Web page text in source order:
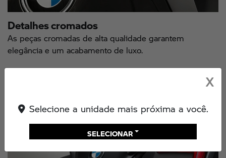
Detalhes cromados
As peças cromadas de alta qualidade garantem
elegância e um acabamento de luxo.
X
Selecione a unidade mais próxima a você.
SELECIONAR